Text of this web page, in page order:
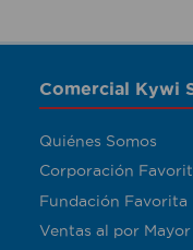
Comercial Kywi
Quiénes Somos
Corporación
Fundación Favorita
Ventas al por Mayor